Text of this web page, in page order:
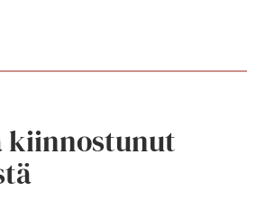
kiinnostunut